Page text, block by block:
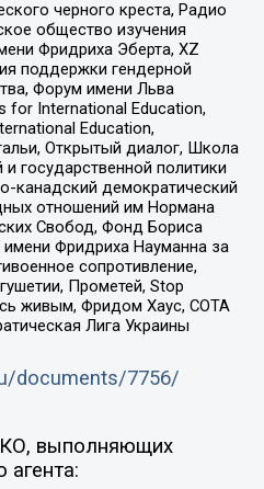
черного креста, Радио
общество изучения
Фридриха Эберта, XZ
поддержки гендерной
Форум имени Льва
for International Education,
Education,
Открытый диалог, Школа
государственной политики
канадский демократический
отношений им Нормана
Свобод, Фонд Бориса
Фридриха Науманна за
сопротивление,
Прометей, Stop
живым, Фридом Хаус, СОТА
Лига Украины
documents/7756/
выполняющих
агента: